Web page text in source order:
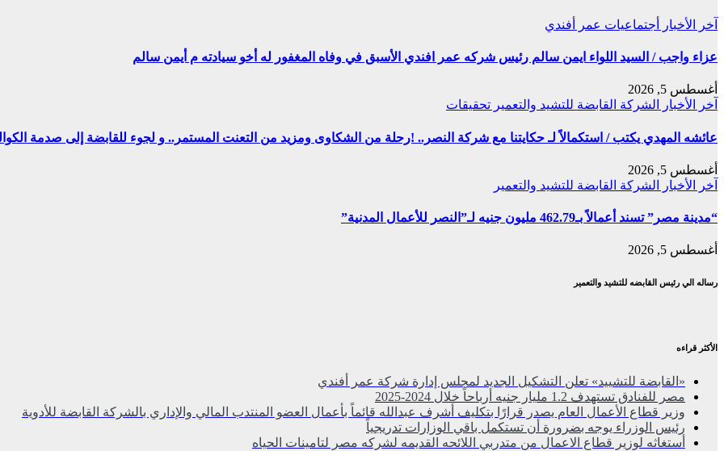
آخر الأخبار أجتماعيات عمر أفندي
عزاء واجب / السيد اللواء ايمن سالم رئيس شركه عمر افندي الأسبق في وفاه المغفور له أخو سيادته م أيمن سالم
أغسطس 5, 2026
آخر الأخبار
الشركة القابضة للتشيد والتعمير تحقيقات
عائشه المهدي يكتب / استكمالاً لـ حكايتنا مع شركة النصر.. !رحلة من الشكاوى ومزيد من التعنت المستمر.. و لجوء للقابضة إلى صدمة
أغسطس 5, 2026
آخر الأخبار
الشركة القابضة للتشيد والتعمير
“مدينة مصر” تسند أعمالاً بـ462.79 مليون جنيه لـ”النصر للأعمال المدنية”
أغسطس 5, 2026
رساله الي رئيس القابضه للتشيد والتعمير
الأكثر قراءه
«القابضة للتشييد» تعلن التشكيل الجديد لمجلس إدارة شركة عمر أفندي
مصر للفنادق تستهدف 1.2 مليار جنيه أرباحاً خلال 2024-2025
وزير قطاع الأعمال العام يصدر قرارًا بتكليف أشرف عبدالله قائماً بأعمال العضو المنتدب المالي والإداري بالشركة القابضة للأدوية
رئيس الوزراء يوجه بضرورة أن تستكمل باقي الوزارات تدريجياً
أستغاثه لوزير قطاع الاعمال من متدربي اللائحه القديمه لشركه مصر لتامينات الحياه